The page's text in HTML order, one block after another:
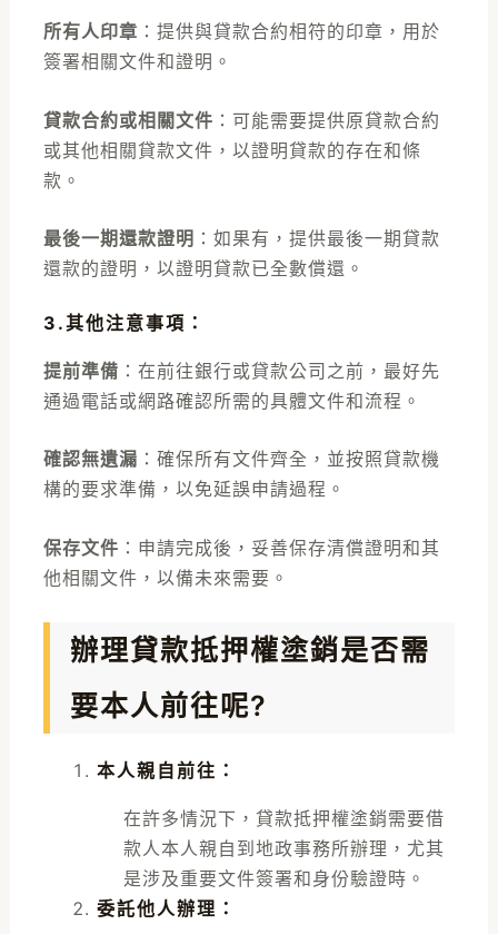
所有人印章 ：提供與貸款合約相符的印章，用於
簽署相關文件和證明。
貸款合約或相關文件 ：可能需要提供原貸款合約
或其他相關貸款文件，以證明貸款的存在和條
款。
最後一期還款證明 ：如果有，提供最後一期貸款
還款的證明，以證明貸款已全數償還。
3.其他注意事項 ：
提前準備 ：在前往銀行或貸款公司之前，最好先
通過電話或網路確認所需的具體文件和流程。
確認無遺漏 ：確保所有文件齊全，並按照貸款機
構的要求準備，以免延誤申請過程。
保存文件 ：申請完成後，妥善保存清償證明和其
他相關文件，以備未來需要。
辦理貸款抵押權塗銷是否需
要本人前往呢?
本人親自前往 ：
在許多情況下，貸款抵押權塗銷需要借
款人本人親自到地政事務所辦理，尤其
是涉及重要文件簽署和身份驗證時。
委託他人辦理 ：